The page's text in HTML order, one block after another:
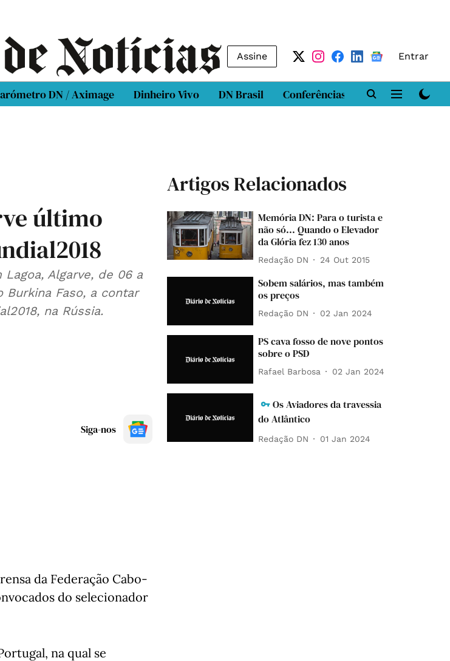
Assine Entrar
DN / Aximage Dinheiro Vivo DN Brasil Conferências DN LAB
último
Algarve, de 06 a
Faso, a contar
na Rússia.
Siga-nos
da Federação Cabo-
do selecionador
na qual se
Artigos Relacionados
Memória DN: Para o turista e
não só... Quando o Elevador
da Glória fez 130 anos
Redação DN 24 Out 2015
Sobem salários, mas também
os preços
Redação DN 02 Jan 2024
PS cava fosso de nove pontos
sobre o PSD
Rafael Barbosa 02 Jan 2024
Os Aviadores da travessia
do Atlântico
Redação DN 01 Jan 2024